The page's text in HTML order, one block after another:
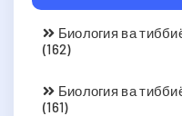
Биология ва
(162)
Биология ва
(161)